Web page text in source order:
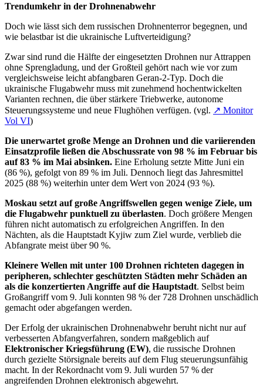
Trendumkehr in der Drohnenabwehr
Doch wie lässt sich dem russischen Drohnenterror begegnen, und
wie belastbar ist die ukrainische Luftverteidigung?
Zwar sind rund die Hälfte der eingesetzten Drohnen nur Attrappen
ohne Sprengladung, und der Großteil gehört nach wie vor zum
vergleichsweise leicht abfangbaren Geran-2-Typ. Doch die
ukrainische Flugabwehr muss mit zunehmend hochentwickelten
Varianten rechnen, die über stärkere Triebwerke, autonome
Steuerungssysteme und neue Flughöhen verfügen. (vgl. ↗ Monitor
Vol VI)
Die unerwartet große Menge an Drohnen und die variierenden
Einsatzprofile ließen die Abschussrate von 98 % im Februar bis
auf 83 % im Mai absinken. Eine Erholung setzte Mitte Juni ein
(86 %), gefolgt von 89 % im Juli. Dennoch liegt das Jahresmittel
2025 (88 %) weiterhin unter dem Wert von 2024 (93 %).
Moskau setzt auf große Angriffswellen gegen wenige Ziele, um
die Flugabwehr punktuell zu überlasten. Doch größere Mengen
führen nicht automatisch zu erfolgreichen Angriffen. In den
Nächten, als die Hauptstadt Kyjiw zum Ziel wurde, verblieb die
Abfangrate meist über 90 %.
Kleinere Wellen mit unter 100 Drohnen richteten dagegen in
peripheren, schlechter geschützten Städten mehr Schäden an
als die konzertierten Angriffe auf die Hauptstadt. Selbst beim
Großangriff vom 9. Juli konnten 98 % der 728 Drohnen unschädlich
gemacht oder abgefangen werden.
Der Erfolg der ukrainischen Drohnenabwehr beruht nicht nur auf
verbesserten Abfangverfahren, sondern maßgeblich auf
Elektronischer Kriegsführung (EW), die russische Drohnen
durch gezielte Störsignale bereits auf dem Flug steuerungsunfähig
macht. In der Rekordnacht vom 9. Juli wurden 57 % der
angreifenden Drohnen elektronisch abgewehrt.